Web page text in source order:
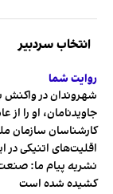
انتخاب سردبیر
روایت شما
شهروندان در واکنش
جاویدنامان، او را از
کارشناسان سازمان
اقلیت‌های اتنیکی در
نشریه پیام ما:
کشیده شده است